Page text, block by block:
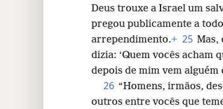
Deus trouxe a Israel um
pregou publicamente a
arrependimento.+ 25 Mas,
dizia: ‘Quem vocês acham
depois de mim vem alguém
26 “Homens, irmãos,
outros entre vocês que